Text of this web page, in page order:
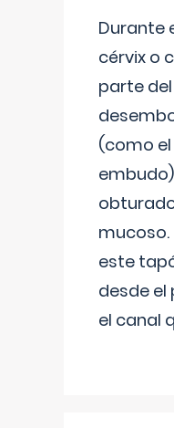
Durante
cérvix o
parte
(como
mucoso.
este
desde
el canal